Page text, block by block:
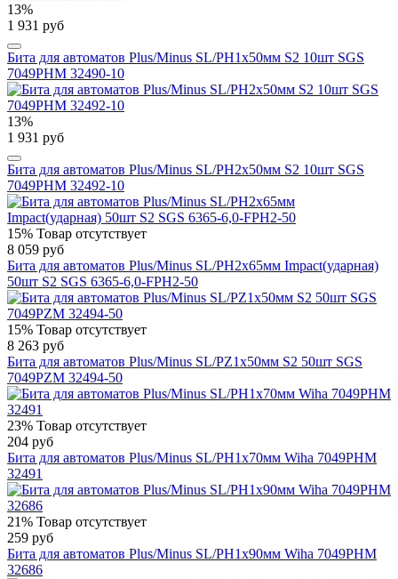
13%
1 931 руб
Бита для автоматов Plus/Minus SL/PH1х50мм S2 10шт SGS
7049PHM 32490-10
13%
1 931 руб
Бита для автоматов Plus/Minus SL/PH2х50мм S2 10шт SGS
7049PHM 32492-10
15% Товар отсутствует
8 059 руб
Бита для автоматов Plus/Minus SL/PH2х65мм Impact(ударная)
50шт S2 SGS 6365-6,0-FPH2-50
15% Товар отсутствует
8 263 руб
Бита для автоматов Plus/Minus SL/PZ1х50мм S2 50шт SGS
7049PZM 32494-50
23% Товар отсутствует
204 руб
Бита для автоматов Plus/Minus SL/PH1х70мм Wiha 7049PHM
32491
21% Товар отсутствует
259 руб
Бита для автоматов Plus/Minus SL/PH1х90мм Wiha 7049PHM
32686